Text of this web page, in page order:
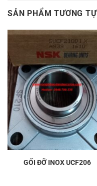
SẢN PHẨM TƯƠNG TỰ
GỐI ĐỠ INOX UCF206